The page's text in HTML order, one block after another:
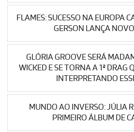
FLAMES: SUCESSO NA EUROPA
GERSON LANÇA
GLÓRIA GROOVE SERÁ
WICKED E SE TORNA A 1ª DRAG
INTERPRETANDO
MUNDO AO INVERSO: JÚLIA
PRIMEIRO ÁLBUM DE